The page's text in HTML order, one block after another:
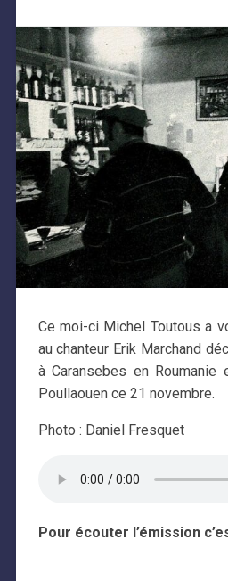
Ce moi-ci Michel Toutous a
au chanteur Erik Marchand
à Caransebes en
Poullaouen ce 21 novembre.
Photo : Daniel Fresquet
Pour écouter l’émission